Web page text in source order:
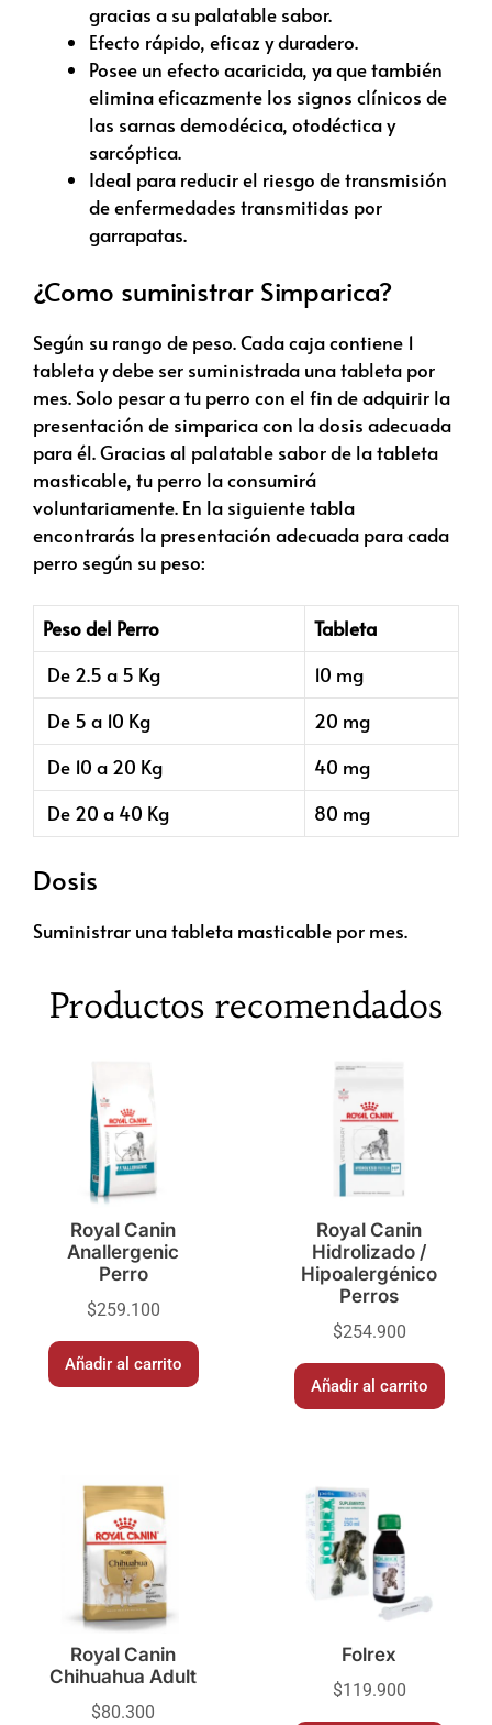
gracias a su palatable sabor.
Efecto rápido, eficaz y duradero.
Posee un efecto acaricida, ya que también
elimina eficazmente los signos clínicos de
las sarnas demodécica, otodéctica y
sarcóptica.
Ideal para reducir el riesgo de transmisión
de enfermedades transmitidas por
garrapatas.
¿Como suministrar Simparica?
Según su rango de peso. Cada caja contiene 1
tableta y debe ser suministrada una tableta por
mes. Solo pesar a tu perro con el fin de adquirir la
presentación de simparica con la dosis adecuada
para él. Gracias al palatable sabor de la tableta
masticable, tu perro la consumirá
voluntariamente. En la siguiente tabla
encontrarás la presentación adecuada para cada
perro según su peso:
Peso del Perro
Tableta
De 2.5 a 5 Kg
10 mg
De 5 a 10 Kg
20 mg
De 10 a 20 Kg
40 mg
De 20 a 40 Kg
80 mg
Dosis
Suministrar una tableta masticable por mes.
Productos recomendados
Royal Canin
Anallergenic
Perro
$259.100
Añadir al carrito
Royal Canin
Hidrolizado /
Hipoalergénico
Perros
$254.900
Añadir al carrito
Royal Canin
Chihuahua Adult
$80.300
Folrex
$119.900